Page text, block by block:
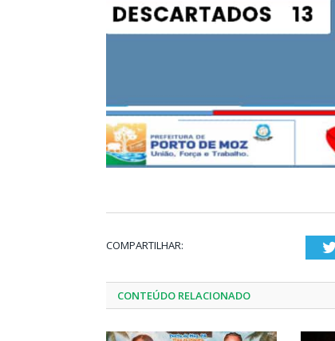
COMPARTILHAR:
CONTEÚDO RELACIONADO